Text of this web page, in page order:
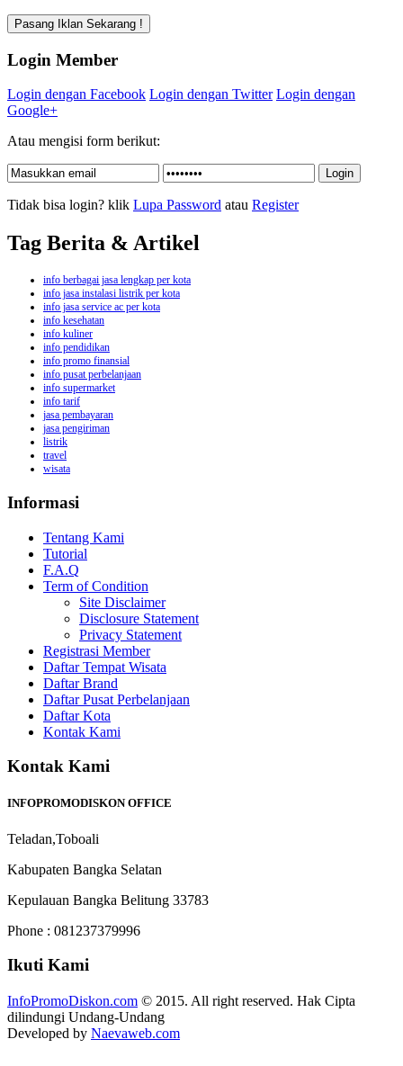
Login Member
Login dengan Facebook Login dengan Twitter Login dengan
Google+
Atau mengisi form berikut:
Tidak bisa login? klik Lupa Password atau Register
Tag Berita & Artikel
info berbagai jasa lengkap per kota
info jasa instalasi listrik per kota
info jasa service ac per kota
info kesehatan
info kuliner
info pendidikan
info promo finansial
info pusat perbelanjaan
info supermarket
info tarif
jasa pembayaran
jasa pengiriman
listrik
travel
wisata
Informasi
Tentang Kami
Tutorial
F.A.Q
Term of Condition
Site Disclaimer
Disclosure Statement
Privacy Statement
Registrasi Member
Daftar Tempat Wisata
Daftar Brand
Daftar Pusat Perbelanjaan
Daftar Kota
Kontak Kami
Kontak Kami
INFOPROMODISKON OFFICE
Teladan,Toboali
Kabupaten Bangka Selatan
Kepulauan Bangka Belitung 33783
Phone : 081237379996
Ikuti Kami
InfoPromoDiskon.com © 2015. All right reserved. Hak Cipta
dilindungi Undang-Undang
Developed by Naevaweb.com